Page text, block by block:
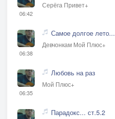
06:42
Серёга Привет+
06:38
Самое долгое лето...
Девчонкам Мой Плюс+
06:35
Любовь на раз
Мой Плюс+
Парадокс... ст.5.2